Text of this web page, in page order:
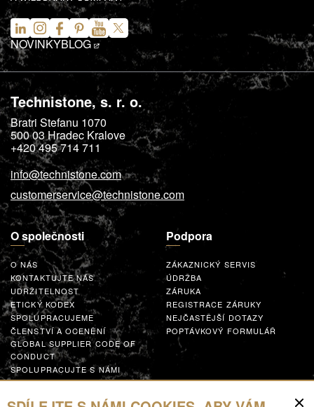
NOVINKYBLOG
Technistone, s. r. o.
Bratri Stefanu 1070
500 03Hradec Kralove
+420 495 714 711
info@technistone.com
customerservice@technistone.com
O společnosti
O NÁS
KONTAKTUJTE NÁS
UDRŽITELNOST
ETICKÝ KODEX
SPOLUPRACUJEME
ČLENSTVÍ A OCENĚNÍ
GLOBAL SUPPLIER CODE OF
CONDUCT
SPOLUPRACUJTE S NÁMI
Podpora
ZÁKAZNICKÝ SERVIS
ÚDRŽBA
ZÁRUKA
REGISTRACE ZÁRUKY
NEJČASTĚJŠÍ DOTAZY
POPTÁVKOVÝ FORMULÁŘ
Zdroje